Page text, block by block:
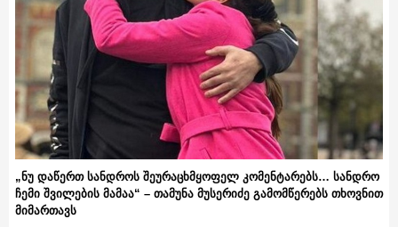
„ნუ დაწერთ სანდროს შეურაცხმყოფელ კომენტარებს… სანდრო
ჩემი შვილების მამაა“ – თამუნა მუსერიძე გამომწერებს თხოვნით
მიმართავს